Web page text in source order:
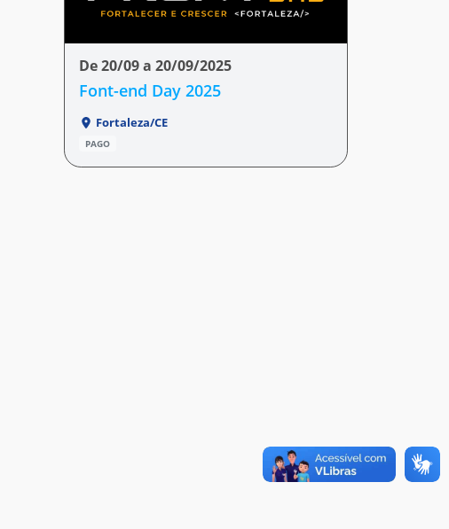
De 20/09 a 20/09/2025
Font-end Day 2025
Fortaleza/CE
PAGO